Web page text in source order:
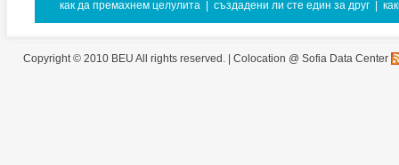
как да премахнем целулита създадени ли сте един за друг
Copyright © 2010 BEU All rights reserved. | Colocation @ Sofia Data Center